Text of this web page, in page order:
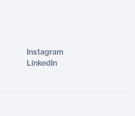
Instagram
LinkedIn